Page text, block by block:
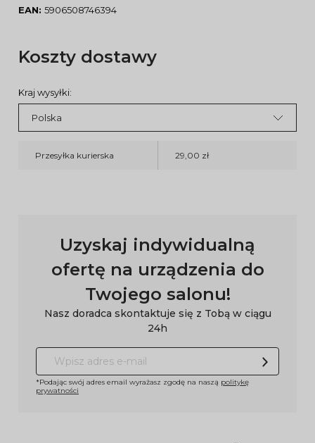
EAN: 5906508746394
Koszty dostawy
Kraj wysyłki:
Przesyłka kurierska 29,00 zł
Uzyskaj indywidualną
ofertę na urządzenia do
Twojego salonu!
Nasz doradca skontaktuje się z Tobą w ciągu
24h
*Podając swój adres email wyrażasz zgodę na naszą politykę
prywatności